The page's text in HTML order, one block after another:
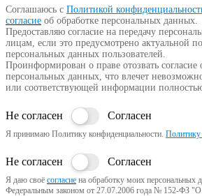
Соглашаюсь с Политикой
согласие об обработке персональных данных.
Предоставляю согласие на передачу
лицам, если это предусмотрено актуальной
персональных данных пользователей.
Проинформирован о праве отозвать согласие
персональных данных, что влечет
или соответствующей информации
Не согласен Согласен
Я принимаю Политику конфиденциальности. Политику
Не согласен Согласен
Я даю своё согласие на обработку моих персональных
Федеральным законом от 27.07.2006 года № 152-ФЗ "О